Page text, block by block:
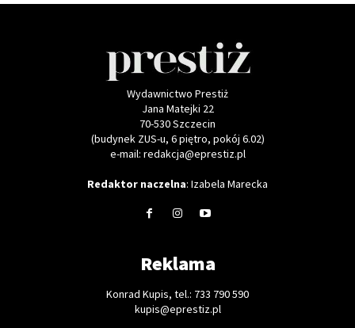
Wydawnictwo Prestiż
Jana Matejki 22
70-530 Szczecin
(budynek ZUS-u, 6 piętro, pokój 6.02)
e-mail: redakcja@eprestiz.pl
Redaktor naczelna: Izabela Marecka
Reklama
Konrad Kupis, tel.: 733 790 590
kupis@eprestiz.pl